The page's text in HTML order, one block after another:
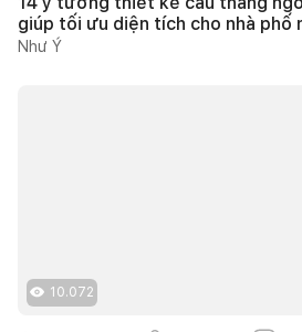
giúp tối ưu diện tích cho nhà phố
Như Ý
10.072